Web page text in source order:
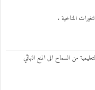
المناخية .
من السماح الى المنع النهائي